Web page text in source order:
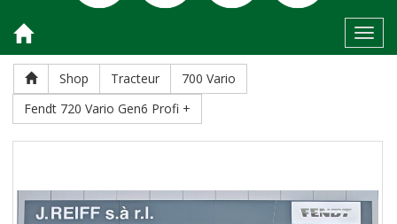
Shop Tracteur
700 Vario
Fendt 720 Vario Gen6 Profi +